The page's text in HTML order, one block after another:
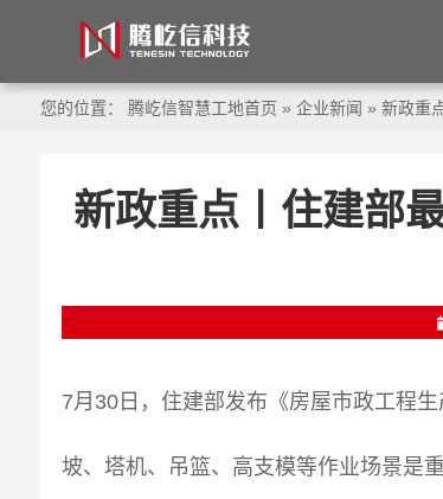
您的位置： 腾屹信智慧工地首页 » 企业新闻 » 新政重
新政重点丨住建部
7月30日，住建部发布《房屋市政工程
坡、塔机、吊篮、高支模等作业场景是